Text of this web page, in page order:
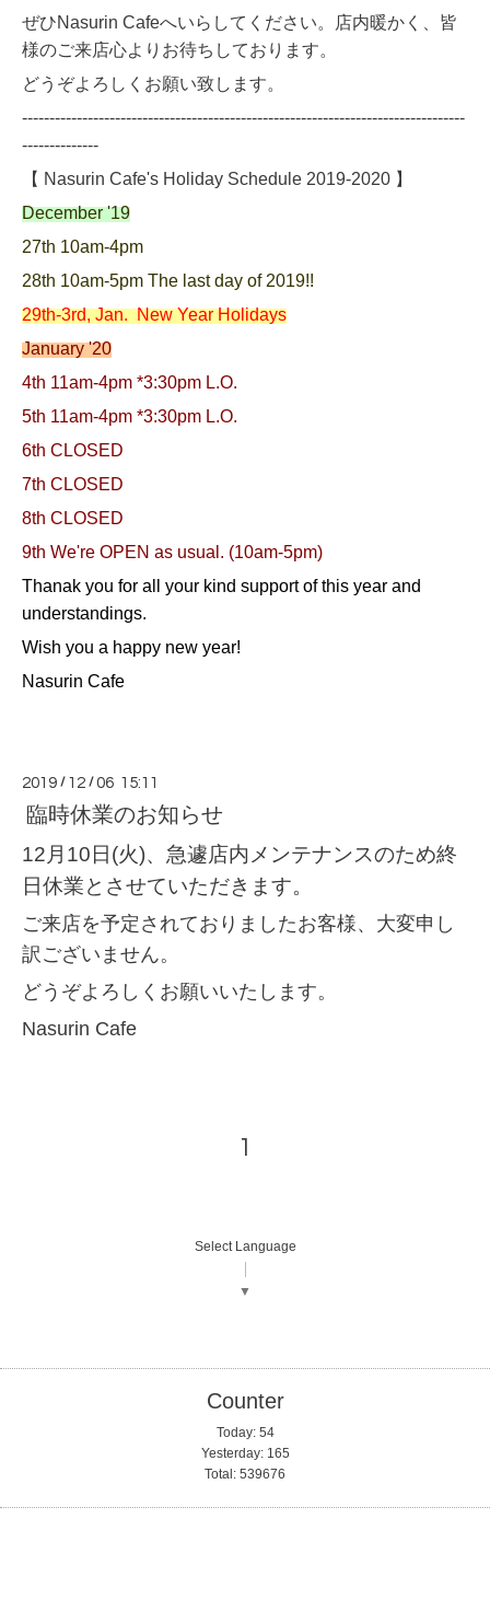
ぜひNasurin Cafeへいらしてください。店内暖かく、皆
様のご来店心よりお待ちしております。
どうぞよろしくお願い致します。
---------------------------------------------------------------------------------
--------------
【 Nasurin Cafe's Holiday Schedule 2019-2020 】
December '19
27th 10am-4pm
28th 10am-5pm The last day of 2019!!
29th-3rd, Jan. New Year Holidays
January '20
4th 11am-4pm *3:30pm L.O.
5th 11am-4pm *3:30pm L.O.
6th CLOSED
7th CLOSED
8th CLOSED
9th We're OPEN as usual. (10am-5pm)
Thanak you for all your kind support of this year and
understandings.
Wish you a happy new year!
Nasurin Cafe
2019 / 12 /06 15:11
臨時休業のお知らせ
12月10日(火)、急遽店内メンテナンスのため終
日休業とさせていただきます。
ご来店を予定されておりましたお客様、大変申し
訳ございません。
どうぞよろしくお願いいたします。
Nasurin Cafe
1
Select Language
▼
Counter
Today: 54
Yesterday: 165
Total: 539676